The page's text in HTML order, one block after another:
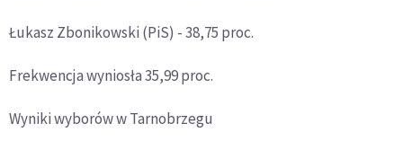
Łukasz Zbonikowski (PiS) - 38,75 proc.
Frekwencja wyniosła 35,99 proc.
Wyniki wyborów w Tarnobrzegu